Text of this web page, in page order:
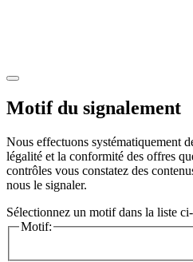
Motif du signalement
Nous effectuons systématiquement
légalité et la conformité des offres
contrôles vous constatez des
nous le signaler.
Sélectionnez un motif dans la liste
Motif: